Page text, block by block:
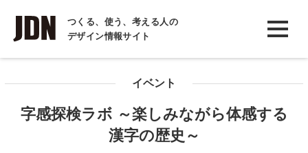
つくる、使う、考える人の
デザイン情報サイト
INTERVIEW
インタビュー
イベント
字感探検ラボ ～楽しみながら体感する
漢字の歴史～